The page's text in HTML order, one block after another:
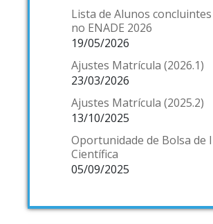
Lista de Alunos
no ENADE 2026
19/05/2026
Ajustes Matrícula (2026.1)
23/03/2026
Ajustes Matrícula (2025.2)
13/10/2025
Oportunidade de Bolsa de
Científica
05/09/2025